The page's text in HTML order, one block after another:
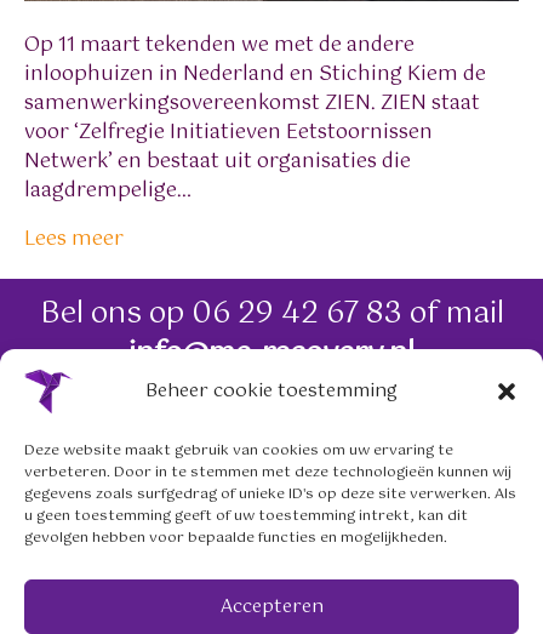
Beheer cookie toestemming
Deze website maakt gebruik van cookies om uw ervaring te
verbeteren. Door in te stemmen met deze technologieën kunnen wij
gegevens zoals surfgedrag of unieke ID's op deze site verwerken. Als
u geen toestemming geeft of uw toestemming intrekt, kan dit
gevolgen hebben voor bepaalde functies en mogelijkheden.
Accepteren
Op 11 maart tekenden we met de andere
inloophuizen in Nederland en Stiching Kiem de
samenwerkingsovereenkomst ZIEN. ZIEN staat
voor ‘Zelfregie Initiatieven Eetstoornissen
Netwerk’ en bestaat uit organisaties die
laagdrempelige…
Lees meer
Bel ons op 06 29 42 67 83 of mail
info@me-recovery.nl
06 29 42 67 83
info@me-recovery.nl
Volg ons op social media